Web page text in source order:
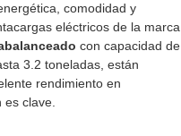
comodidad y
eléctricos de la marca
con capacidad de
3.2 toneladas, están
rendimiento en
clave.